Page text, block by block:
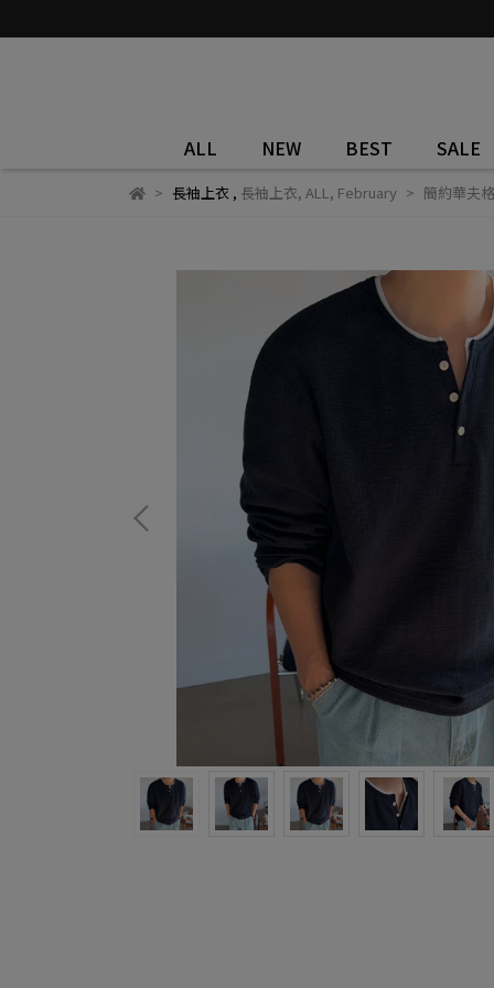
ALL NEW BEST SALE
長袖上衣, 長袖上衣, ALL, February 簡約華夫